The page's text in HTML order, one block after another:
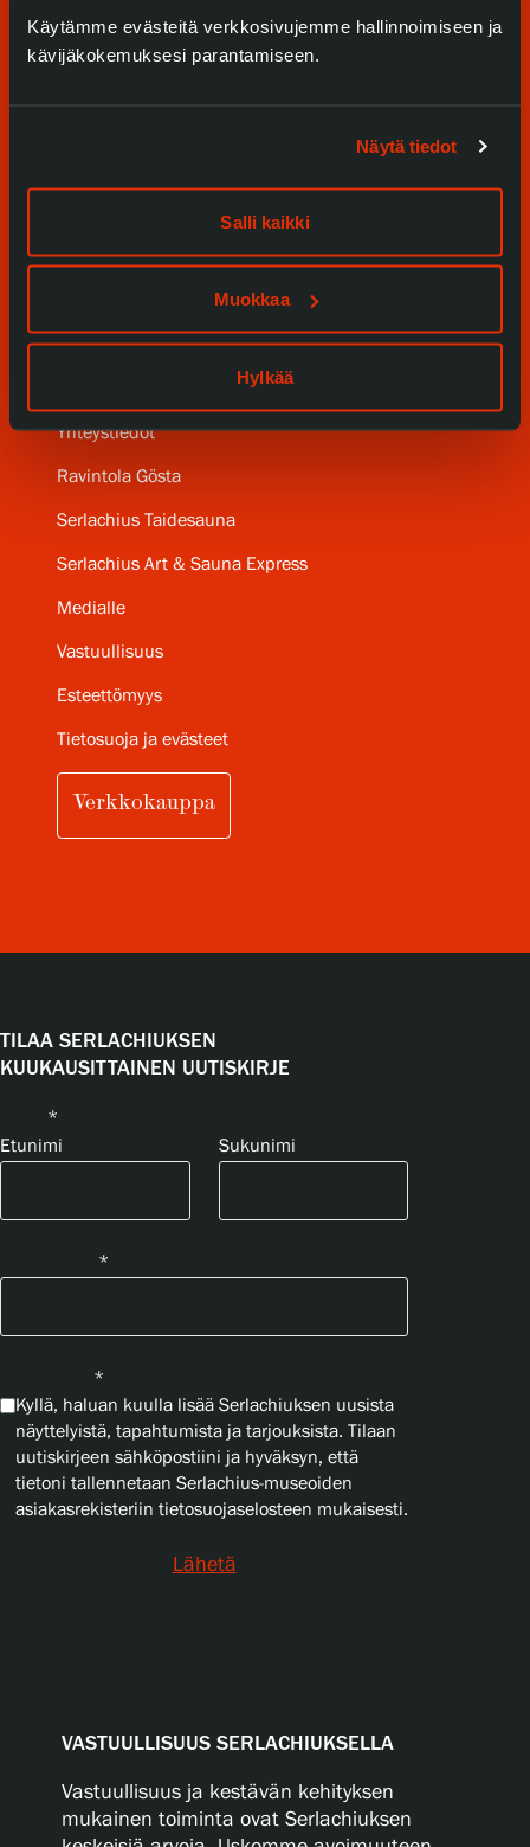
Käytämme evästeitä verkkosivujemme hallinnoimiseen ja
kävijäkokemuksesi parantamiseen.
Näytä tiedot
Salli kaikki
Muokkaa
Hylkää
Näyttelyt
Kokoelmat ja museo
Serlachius Residenssi
Gösta Serlachiuksen taidesäätiö
Yhteystiedot
Ravintola Gösta
Serlachius Taidesauna
Serlachius Art & Sauna Express
Medialle
Vastuullisuus
Esteettömyys
Tietosuoja ja evästeet
Verkkokauppa
TILAA SERLACHIUKSEN
KUUKAUSITTAINEN UUTISKIRJE
*
Etunimi
Sukunimi
*
*
Kyllä, haluan kuulla lisää Serlachiuksen uusista
näyttelyistä, tapahtumista ja tarjouksista. Tilaan
uutiskirjeen sähköpostiini ja hyväksyn, että
tietoni tallennetaan Serlachius-museoiden
asiakasrekisteriin tietosuojaselosteen mukaisesti.
Lähetä
VASTUULLISUUS SERLACHIUKSELLA
Vastuullisuus ja kestävän kehityksen
mukainen toiminta ovat Serlachiuksen